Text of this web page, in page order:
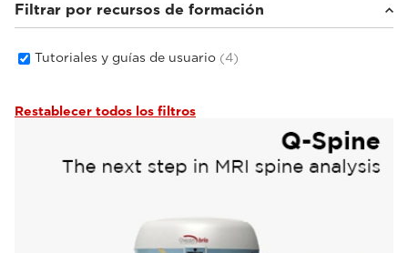
Filtrar por recursos de formación
Tutoriales y guías de usuario (4)
Restablecer todos los filtros